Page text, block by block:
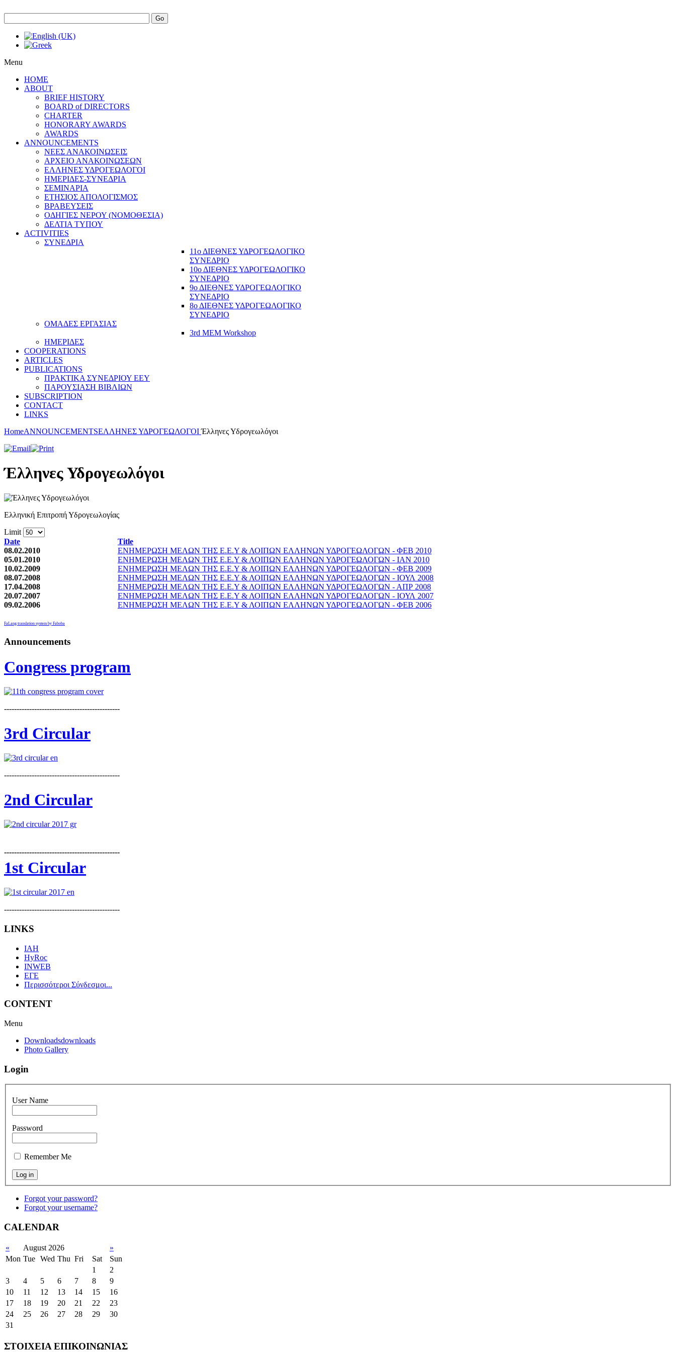
Go
Menu
HOME
ABOUT
BRIEF HISTORY
BOARD of DIRECTORS
CHARTER
HONORARY AWARDS
AWARDS
ANNOUNCEMENTS
ΝΕΕΣ ΑΝΑΚΟΙΝΩΣΕΙΣ
ΑΡΧΕΙΟ ΑΝΑΚΟΙΝΩΣΕΩΝ
ΕΛΛΗΝΕΣ ΥΔΡΟΓΕΩΛΟΓΟΙ
ΗΜΕΡΙΔΕΣ-ΣΥΝΕΔΡΙΑ
ΣΕΜΙΝΑΡΙΑ
ΕΤΗΣΙΟΣ ΑΠΟΛΟΓΙΣΜΟΣ
ΒΡΑΒΕΥΣΕΙΣ
ΟΔΗΓΙΕΣ ΝΕΡΟΥ (ΝΟΜΟΘΕΣΙΑ)
ΔΕΛΤΙΑ ΤΥΠΟΥ
ACTIVITIES
ΣΥΝΕΔΡΙΑ
11ο ΔΙΕΘΝΕΣ ΥΔΡΟΓΕΩΛΟΓΙΚΟ
ΣΥΝΕΔΡΙΟ
10ο ΔΙΕΘΝΕΣ ΥΔΡΟΓΕΩΛΟΓΙΚΟ
ΣΥΝΕΔΡΙΟ
9ο ΔΙΕΘΝΕΣ ΥΔΡΟΓΕΩΛΟΓΙΚΟ
ΣΥΝΕΔΡΙΟ
8ο ΔΙΕΘΝΕΣ ΥΔΡΟΓΕΩΛΟΓΙΚΟ
ΣΥΝΕΔΡΙΟ
ΟΜΑΔΕΣ ΕΡΓΑΣΙΑΣ
3rd MEM Workshop
ΗΜΕΡΙΔΕΣ
COOPERATIONS
ARTICLES
PUBLICATIONS
ΠΡΑΚΤΙΚΑ ΣΥΝΕΔΡΙΟΥ ΕΕΥ
ΠΑΡΟΥΣΙΑΣΗ ΒΙΒΛΙΩΝ
SUBSCRIPTION
CONTACT
LINKS
HomeANNOUNCEMENTSΕΛΛΗΝΕΣ ΥΔΡΟΓΕΩΛΟΓΟΙΈλληνες Υδρογεωλόγοι
Έλληνες Υδρογεωλόγοι
Ελληνική Επιτροπή Υδρογεωλογίας
Limit
Date
Title
08.02.2010
ΕΝΗΜΕΡΩΣΗ ΜΕΛΩΝ ΤΗΣ Ε.Ε.Υ & ΛΟΙΠΩΝ ΕΛΛΗΝΩΝ ΥΔΡΟΓΕΩΛΟΓΩΝ - ΦΕΒ 2010
05.01.2010
ΕΝΗΜΕΡΩΣΗ ΜΕΛΩΝ ΤΗΣ Ε.Ε.Υ & ΛΟΙΠΩΝ ΕΛΛΗΝΩΝ ΥΔΡΟΓΕΩΛΟΓΩΝ - ΙΑΝ 2010
10.02.2009
ΕΝΗΜΕΡΩΣΗ ΜΕΛΩΝ ΤΗΣ Ε.Ε.Υ & ΛΟΙΠΩΝ ΕΛΛΗΝΩΝ ΥΔΡΟΓΕΩΛΟΓΩΝ - ΦΕΒ 2009
08.07.2008
ΕΝΗΜΕΡΩΣΗ ΜΕΛΩΝ ΤΗΣ Ε.Ε.Υ & ΛΟΙΠΩΝ ΕΛΛΗΝΩΝ ΥΔΡΟΓΕΩΛΟΓΩΝ - ΙΟΥΛ 2008
17.04.2008
ΕΝΗΜΕΡΩΣΗ ΜΕΛΩΝ ΤΗΣ Ε.Ε.Υ & ΛΟΙΠΩΝ ΕΛΛΗΝΩΝ ΥΔΡΟΓΕΩΛΟΓΩΝ - ΑΠΡ 2008
20.07.2007
ΕΝΗΜΕΡΩΣΗ ΜΕΛΩΝ ΤΗΣ Ε.Ε.Υ & ΛΟΙΠΩΝ ΕΛΛΗΝΩΝ ΥΔΡΟΓΕΩΛΟΓΩΝ - ΙΟΥΛ 2007
09.02.2006
ΕΝΗΜΕΡΩΣΗ ΜΕΛΩΝ ΤΗΣ Ε.Ε.Υ & ΛΟΙΠΩΝ ΕΛΛΗΝΩΝ ΥΔΡΟΓΕΩΛΟΓΩΝ - ΦΕΒ 2006
FaLang translation system by Faboba
Announcements
Congress program
----------------------------------------------
3rd Circular
----------------------------------------------
2nd Circular
----------------------------------------------
1st Circular
----------------------------------------------
LINKS
IAH
HyRoc
INWEB
ΕΓΕ
Περισσότεροι Σύνδεσμοι...
CONTENT
Menu
Downloadsdownloads
Photo Gallery
Login
User Name
Password
Remember Me
Forgot your password?
Forgot your username?
CALENDAR
« August 2026
»
Mon Tue Wed Thu Fri Sat
Sun
1
2
3
4 5 6 7 8
9
10
11 12 13 14 15
16
17
18 19 20 21 22
23
24
25 26 27 28 29
30
31
ΣΤΟΙΧΕΙΑ ΕΠΙΚΟΙΝΩΝΙΑΣ